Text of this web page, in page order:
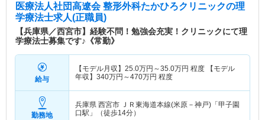
医療法人社団高遼会 整形外科たかひろクリニックの理
学療法士求人(正職員)
【兵庫県／西宮市】経験不問！勉強会充実！クリニックにて理
学療法士募集です♪《常勤》
給与
【モデル月収】 25.0万円～35.0万円 程度 【モデル
年収】 340万円～470万円 程度
勤務地
兵庫県 西宮市
ＪＲ東海道本線(米原－神戸)「甲子園
口駅」（徒歩14分）